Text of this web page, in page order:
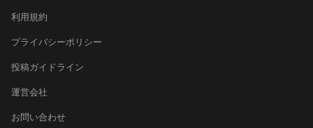
利用規約
プライバシーポリシー
投稿ガイドライン
運営会社
お問い合わせ